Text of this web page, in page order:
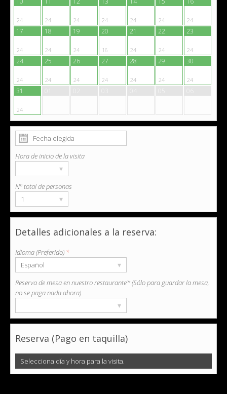
24 24 24 24 24 24 24
17
24
18
24
19
24
20
16
21
24
22
24
23
24
24
24
25
24
26
24
27
24
28
24
29
24
30
24
31
24
Hora de inicio de la visita
▾
Nº total de personas
1
▾
Detalles adicionales a la reserva:
Idioma (Preferido) *
Español
▾
Reserva de mesa en nuestro restaurante* (Sólo para guardar la mesa,
no se paga nada ahora)
▾
Reserva (Pago en taquilla)
Selecciona día y hora para la visita.